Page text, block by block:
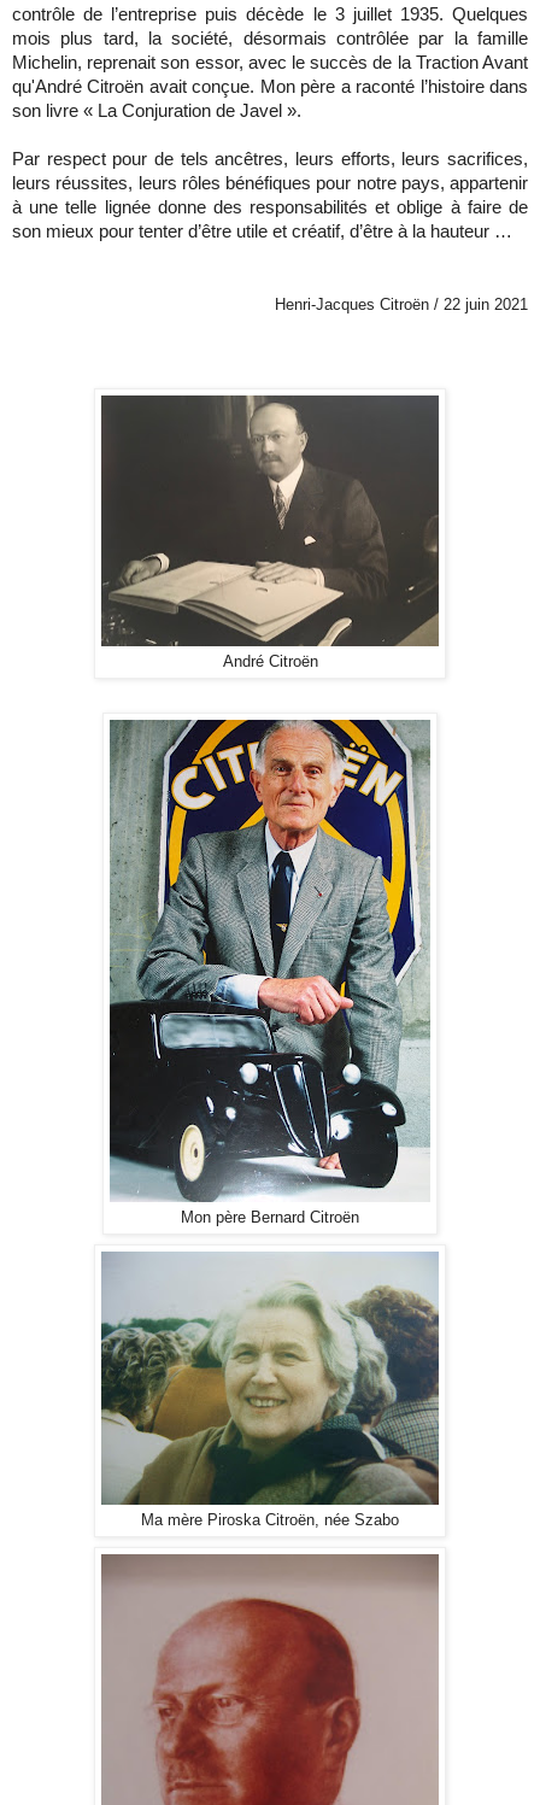
contrôle de l’entreprise puis décède le 3 juillet 1935. Quelques
mois plus tard, la société, désormais contrôlée par la famille
Michelin, reprenait son essor, avec le succès de la Traction Avant
qu'André Citroën avait conçue. Mon père a raconté l’histoire dans
son livre « La Conjuration de Javel ».
Par respect pour de tels ancêtres, leurs efforts, leurs sacrifices,
leurs réussites, leurs rôles bénéfiques pour notre pays, appartenir
à une telle lignée donne des responsabilités et oblige à faire de
son mieux pour tenter d’être utile et créatif, d’être à la hauteur …
Henri-Jacques Citroën / 22 juin 2021
André Citroën
Mon père Bernard Citroën
Ma mère Piroska Citroën, née Szabo